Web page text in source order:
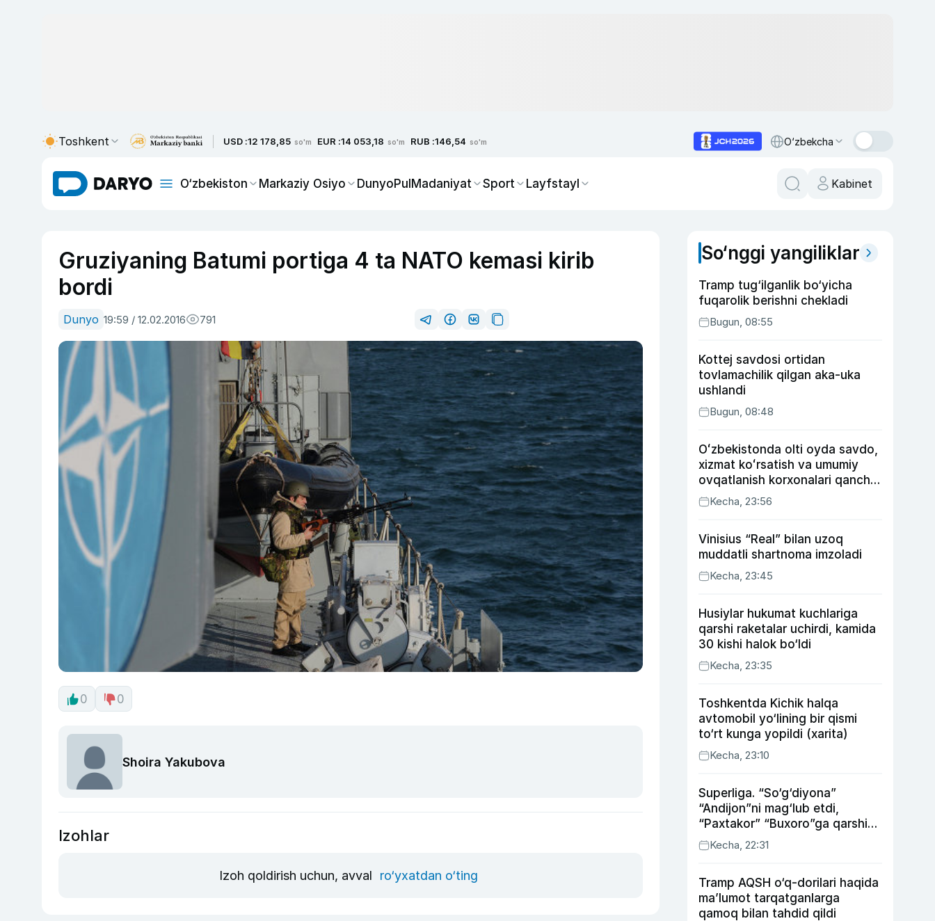
Toshkent USD :12 178,85 so'm EUR :14 053,18 so'm RUB :146,54 so'm O‘zbekcha
O‘zbekiston Markaziy Osiyo DunyoPulMadaniyat Sport Layfstayl Kabinet
Gruziyaning Batumi portiga 4 ta NATO kemasi kirib
bordi
Dunyo 19:59 / 12.02.2016 791
0 0
Shoira Yakubova
Izohlar
Izoh qoldirish uchun, avval ro‘yxatdan o‘ting
So‘nggi yangiliklar
Tramp tug‘ilganlik bo‘yicha
fuqarolik berishni chekladi
Bugun, 08:55
Kottej savdosi ortidan
tovlamachilik qilgan aka-uka
ushlandi
Bugun, 08:48
Oʻzbekistonda olti oyda savdo,
xizmat koʻrsatish va umumiy
ovqatlanish korxonalari qancha
soliq toʻlagani ochiqlandi
Kecha, 23:56
Vinisius “Real” bilan uzoq
muddatli shartnoma imzoladi
Kecha, 23:45
Husiylar hukumat kuchlariga
qarshi raketalar uchirdi, kamida
30 kishi halok bo‘ldi
Kecha, 23:35
Toshkentda Kichik halqa
avtomobil yo‘lining bir qismi
to‘rt kunga yopildi (xarita)
Kecha, 23:10
Superliga. “So‘g‘diyona”
“Andijon”ni mag‘lub etdi,
“Paxtakor” “Buxoro”ga qarshi
bahsda g‘alabani qo‘ldan
chiqardi
Kecha, 22:31
Tramp AQSH o‘q-dorilari haqida
ma’lumot tarqatganlarga
qamoq bilan tahdid qildi